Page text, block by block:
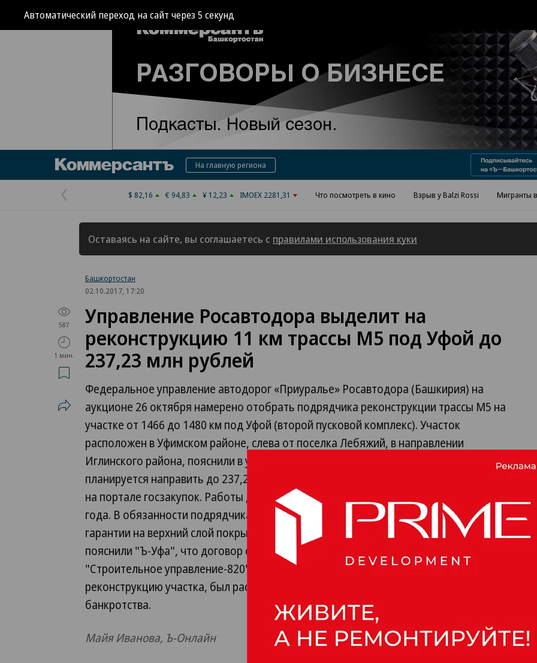
Автоматический переход на сайт через4 секунд
Реклама в «Ъ» www.kommersant.ru/ad
КоммерсантъНа главную региона
Предыдущая
страница
$ 82,16 € 94,83 ¥ 12,23 IMOEX 2281,31 Что посмотреть в кино Взрыв у Balzi Rossi Мигранты
Оставаясь на сайте, вы соглашаетесь с правилами использования куки
Башкортостан
02.10.2017, 17:20
587
1 мин.
Управление Росавтодора выделит на
реконструкцию 11 км трассы М5 под Уфой до
237,23 млн рублей
Федеральное управление автодорог «Приуралье» Росавтодора (Башкирия) на
аукционе 26 октября намерено отобрать подрядчика реконструкции трассы М5 на
участке от 1466 до 1480 км под Уфой (второй пусковой комплекс). Участок
расположен в Уфимском районе, слева от поселка Лебяжий, в направлении
Иглинского района, пояснили в управлении. На реконструкцию 11,37 км дороги
планируется направить до 237,23 млн руб. из федерального бюджета, сообщается
на портале госзакупок. Работы должны быть завершены до 15 декабря текущего
года. В обязанности подрядчика вменяется предоставление четырехлетней
гарантии на верхний слой покрытия и пятилетней — на нижний слой. В "Приуралье"
пояснили "Ъ-Уфа", что договор с прежним подрядчиком работ — ООО
"Строительное управление-820", которое выиграло предыдущий тендер на
реконструкцию участка, был расторгнут, так как в компании началась процедура
банкротства.
Майя Иванова, Ъ-Онлайн